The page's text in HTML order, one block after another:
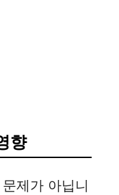
향
제가 아닙니